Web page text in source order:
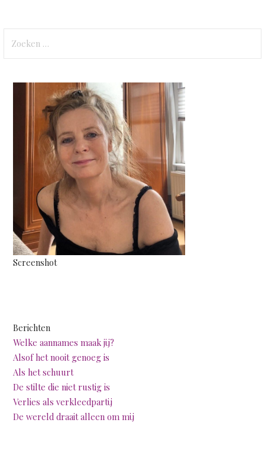
naar:
Screenshot
Berichten
Welke aannames maak jij?
Alsof het nooit genoeg is
Als het schuurt
De stilte die niet rustig is
Verlies als verkleedpartij
De wereld draait alleen om mij